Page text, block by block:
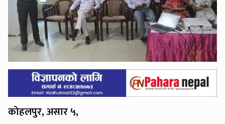
कोहलपुर, असार ५,